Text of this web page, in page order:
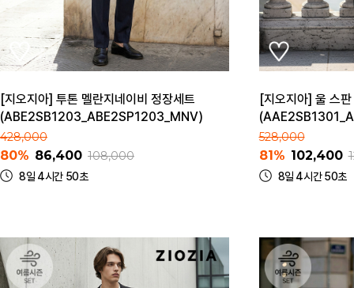
[지오지아] 투톤 멜란지네이비 정장세트
(ABE2SB1203_ABE2SP1203_MNV)
428,000
80% 86,400 108,000
8일 4시간 50초
[지오지아] 울 스
528,000
81% 102,400
8일 4시간 50초